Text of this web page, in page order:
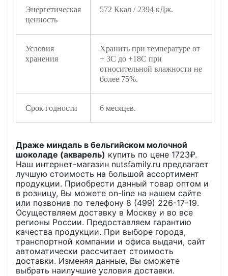
Энергетическая
ценность
572 Ккал / 2394 кДж.
Условия
хранения
Хранить при температуре от
+ 3С до +18С при
относительной влажности не
более 75%.
Срок годности 6 месяцев.
Драже миндаль в бельгийском молочной
шоколаде (акварель) купить по цене 1723₽.
Наш интернет-магазин nutsfamily.ru предлагает
лучшую стоимость на большой ассортимент
продукции. Приобрести данный товар оптом и
в розницу, Вы можете on-line на нашем сайте
или позвонив по телефону 8 (499) 226-17-19.
Осуществляем доставку в Москву и во все
регионы России. Предоставляем гарантию
качества продукции. При выборе города,
транспортной компании и офиса выдачи, сайт
автоматически рассчитает стоимость
доставки. Изменяя данные, Вы сможете
выбрать наилучшие условия доставки.